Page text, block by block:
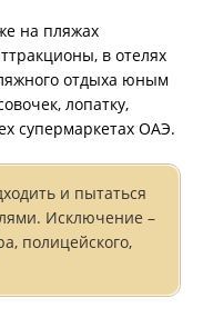
на пляжах
в отелях
отдыха юным
лопатку,
супермаркетах ОАЭ.
и пытаться
Исключение –
полицейского,